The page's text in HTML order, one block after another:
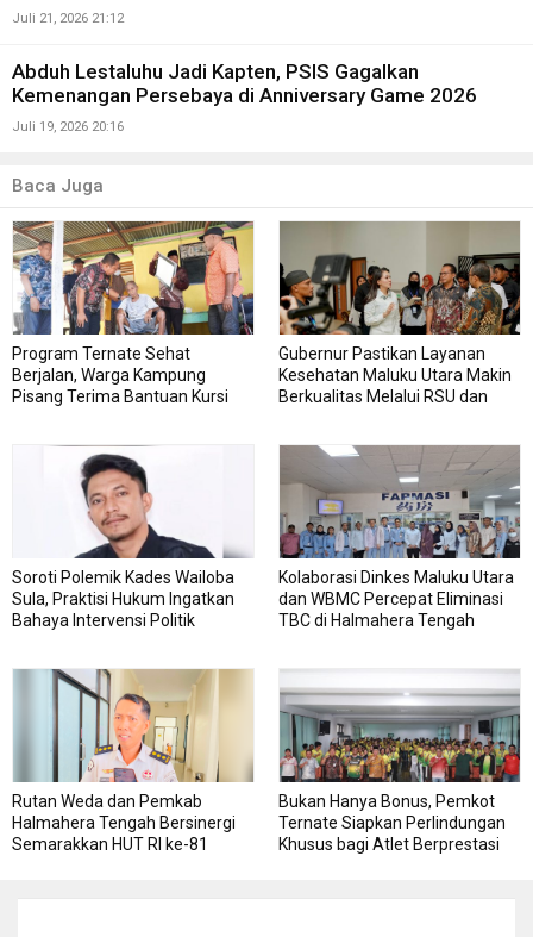
Juli 21, 2026 21:12
Abduh Lestaluhu Jadi Kapten, PSIS Gagalkan
Kemenangan Persebaya di Anniversary Game 2026
Juli 19, 2026 20:16
Baca Juga
Program Ternate Sehat
Berjalan, Warga Kampung
Pisang Terima Bantuan Kursi
Gubernur Pastikan Layanan
Kesehatan Maluku Utara Makin
Berkualitas Melalui RSU dan
Soroti Polemik Kades Wailoba
Sula, Praktisi Hukum Ingatkan
Bahaya Intervensi Politik
Kolaborasi Dinkes Maluku Utara
dan WBMC Percepat Eliminasi
TBC di Halmahera Tengah
Rutan Weda dan Pemkab
Halmahera Tengah Bersinergi
Semarakkan HUT RI ke-81
Bukan Hanya Bonus, Pemkot
Ternate Siapkan Perlindungan
Khusus bagi Atlet Berprestasi